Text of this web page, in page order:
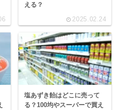
える？
2025.02.24
塩あずき飴はどこに売って
る？100均やスーパーで買え